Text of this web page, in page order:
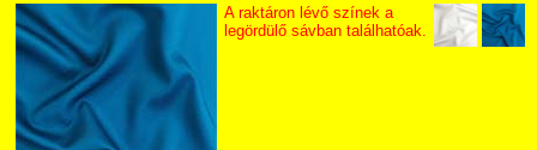
A raktáron lévő színek a
legördülő sávban találhatóak.